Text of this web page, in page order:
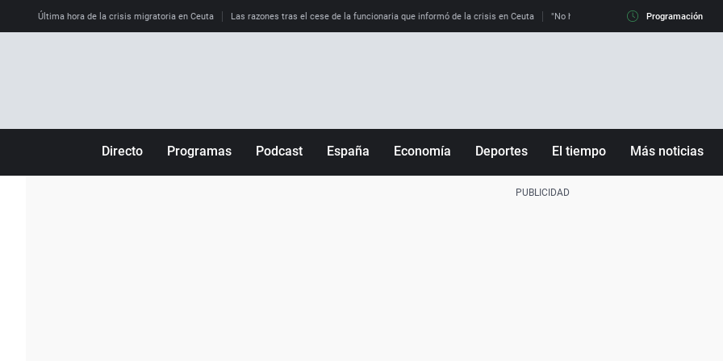
Última hora de la crisis migratoria en Ceuta Las razones tras el cese de la funcionaria que informó de la crisis en Ceuta "No hay mafias, que no nos engañen":
Programación
Directo Programas Podcast España Economía Deportes El tiempo Más noticias